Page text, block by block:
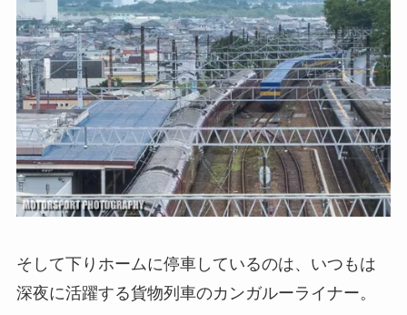
そして下りホームに停車しているのは、いつもは
深夜に活躍する貨物列車のカンガルーライナー。